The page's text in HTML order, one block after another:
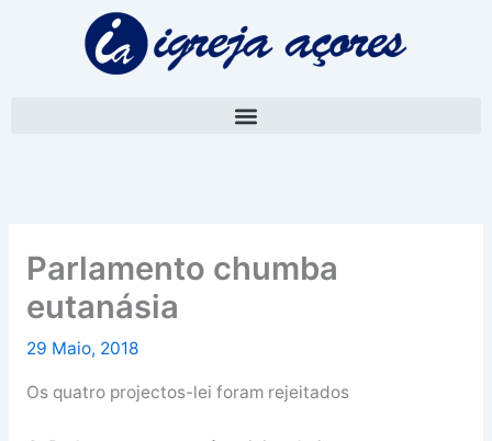
Parlamento chumba
eutanásia
29 Maio, 2018
Os quatro projectos-lei foram rejeitados